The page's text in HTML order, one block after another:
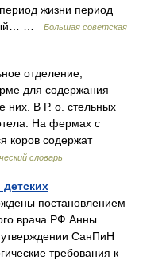
жизни период
…
Большая советская
отделение,
для содержания
них. В Р. о. стельных
На фермах с
коров содержат
словарь
постановлением
врача РФ Анны
СанПиН
требования к